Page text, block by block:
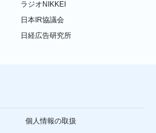
ラジオNIKKEI
日本IR協議会
日経広告研究所
個人情報の取扱